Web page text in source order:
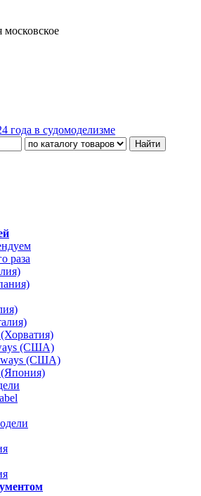
московское
года в судомоделизме
Найти
раза
(США)
(США)
(Япония)